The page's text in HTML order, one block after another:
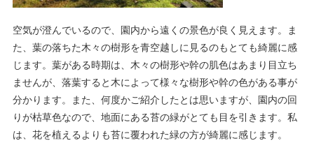
空気が澄んでいるので、園内から遠くの景色が良く見えます。ま
た、葉の落ちた木々の樹形を青空越しに見るのもとても綺麗に感
じます。葉がある時期は、木々の樹形や幹の肌色はあまり目立ち
ませんが、落葉すると木によって様々な樹形や幹の色がある事が
分かります。また、何度かご紹介したとは思いますが、園内の回
りが枯草色なので、地面にある苔の緑がとても目を引きます。私
は、花を植えるよりも苔に覆われた緑の方が綺麗に感じます。